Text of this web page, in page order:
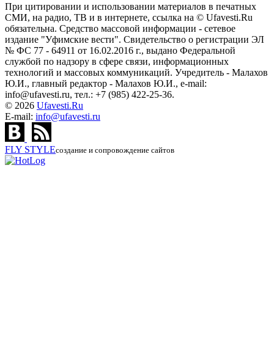
При цитировании и использовании материалов в печатных
СМИ, на радио, ТВ и в интернете, ссылка на © Ufavesti.Ru
обязательна. Средство массовой информации - сетевое
издание "Уфимские вести". Свидетельство о регистрации ЭЛ
№ ФС 77 - 64911 от 16.02.2016 г., выдано Федеральной
службой по надзору в сфере связи, информационных
технологий и массовых коммуникаций. Учредитель - Малахов
Ю.И., главный редактор - Малахов Ю.И., e-mail:
info@ufavesti.ru, тел.: +7 (985) 422-25-36.
© 2026 Ufavesti.Ru
E-mail: info@ufavesti.ru
FLY STYLEсоздание и сопровождение сайтов